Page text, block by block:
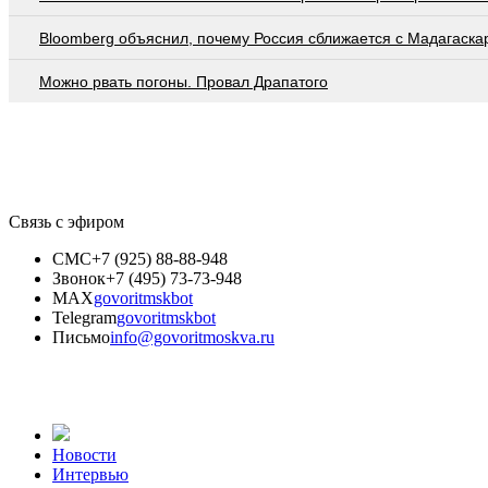
Bloomberg объяснил, почему Россия сближается с
Можно рвать погоны. Провал Драпатого
Связь с эфиром
СМС+7 (925) 88-88-948
Звонок+7 (495) 73-73-948
MAXgovoritmskbot
Telegramgovoritmskbot
Письмоinfo@govoritmoskva.ru
Новости
Интервью